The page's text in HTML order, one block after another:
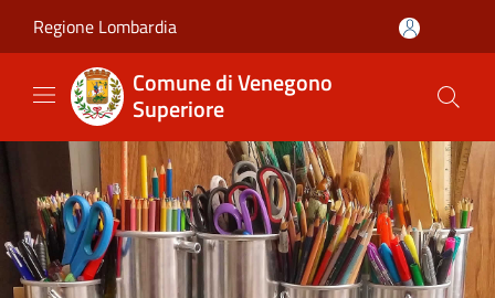
Regione Lombardia
Comune di Venegono
Superiore